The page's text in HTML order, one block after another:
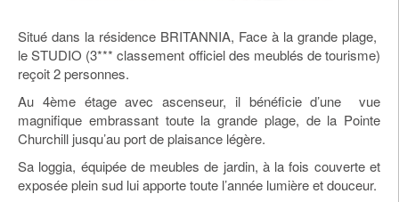
Situé dans la résidence BRITANNIA, Face à la grande plage,
le STUDIO (3*** classement officiel des meublés de tourisme)
reçoit 2 personnes.
Au 4ème étage avec ascenseur, il bénéficie d’une vue
magnifique embrassant toute la grande plage, de la Pointe
Churchill jusqu’au port de plaisance légère.
Sa loggia, équipée de meubles de jardin, à la fois couverte et
exposée plein sud lui apporte toute l’année lumière et douceur.